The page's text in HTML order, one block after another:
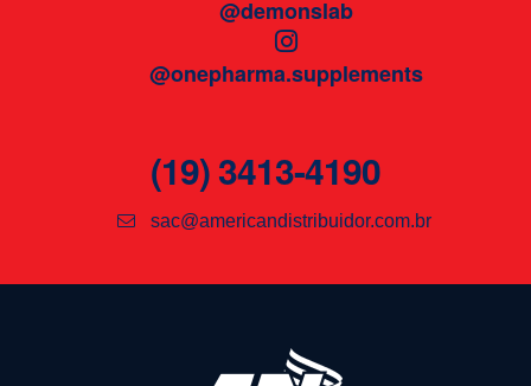
@demonslab
@onepharma.supplements
(19) 3413-4190
sac@americandistribuidor.com.br